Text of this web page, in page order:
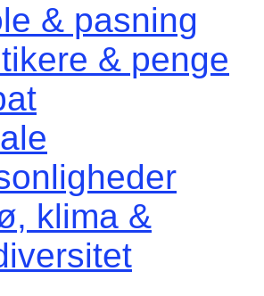
& pasning
& penge
klima &